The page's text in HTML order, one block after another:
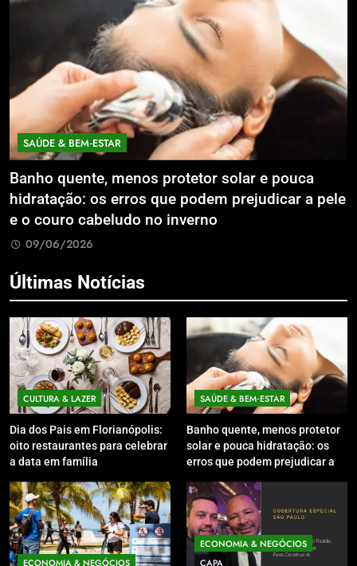
SAÚDE & BEM‑ESTAR
Banho quente, menos protetor solar e pouca
hidratação: os erros que podem prejudicar a pele
e o couro cabeludo no inverno
09/06/2026
Últimas Notícias
CULTURA & LAZER
Dia dos Pais em Florianópolis:
oito restaurantes para celebrar
a data em família
SAÚDE & BEM‑ESTAR
Banho quente, menos protetor
solar e pouca hidratação: os
erros que podem prejudicar a
inverno
ECONOMIA & NEGÓCIOS
ECONOMIA & NEGÓCIOS
CAPA